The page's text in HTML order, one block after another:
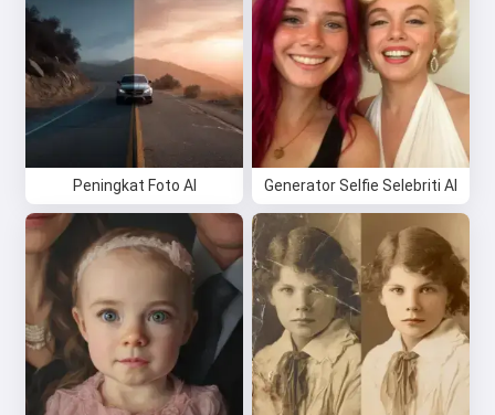
Peningkat Foto AI Generator Selfie Selebriti AI